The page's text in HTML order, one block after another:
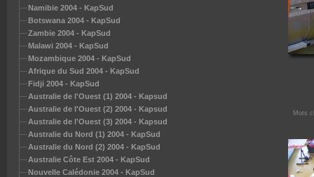
Namibie 2004 - KapSud
Botswana 2004 - KapSud
Zambie 2004 - KapSud
Malawi 2004 - KapSud
Mozambique 2004 - KapSud
Afrique du Sud 2004 - KapSud
Fidji 2004 - KapSud
Australie de l'Ouest (1) 2004 - Kapsud
Australie de l'Ouest (2) 2004 - Kapsud
Australie de l'Ouest (3) 2004 - Kapsud
Australie du Nord (1) 2004 - KapSud
Australie du Nord (2) 2004 - KapSud
Australie Côte Est 2004 - KapSud
Nouvelle Calédonie 2004 - KapSud
Mots
cherchent un foyer !